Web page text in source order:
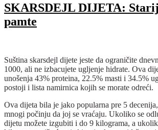
SKARSDEJL DIJETA:
pamte
Suština skarsdejl dijete jeste da ograničite
1000, ali ne izbacujete ugljenje hidrate. Ova
unošenja 43% proteina, 22.5% masti i 34.5%
postoji i lista namirnica kojih se morate odreći.
Ova dijeta bila je jako popularna pre 5
mnogi počinju da joj se vraćaju. Ukoliko se
dijetu možete izgubiti i do 9 kilograma, a